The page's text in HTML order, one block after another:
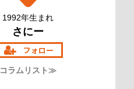
1992年生まれ
さにー
コラムリスト≫